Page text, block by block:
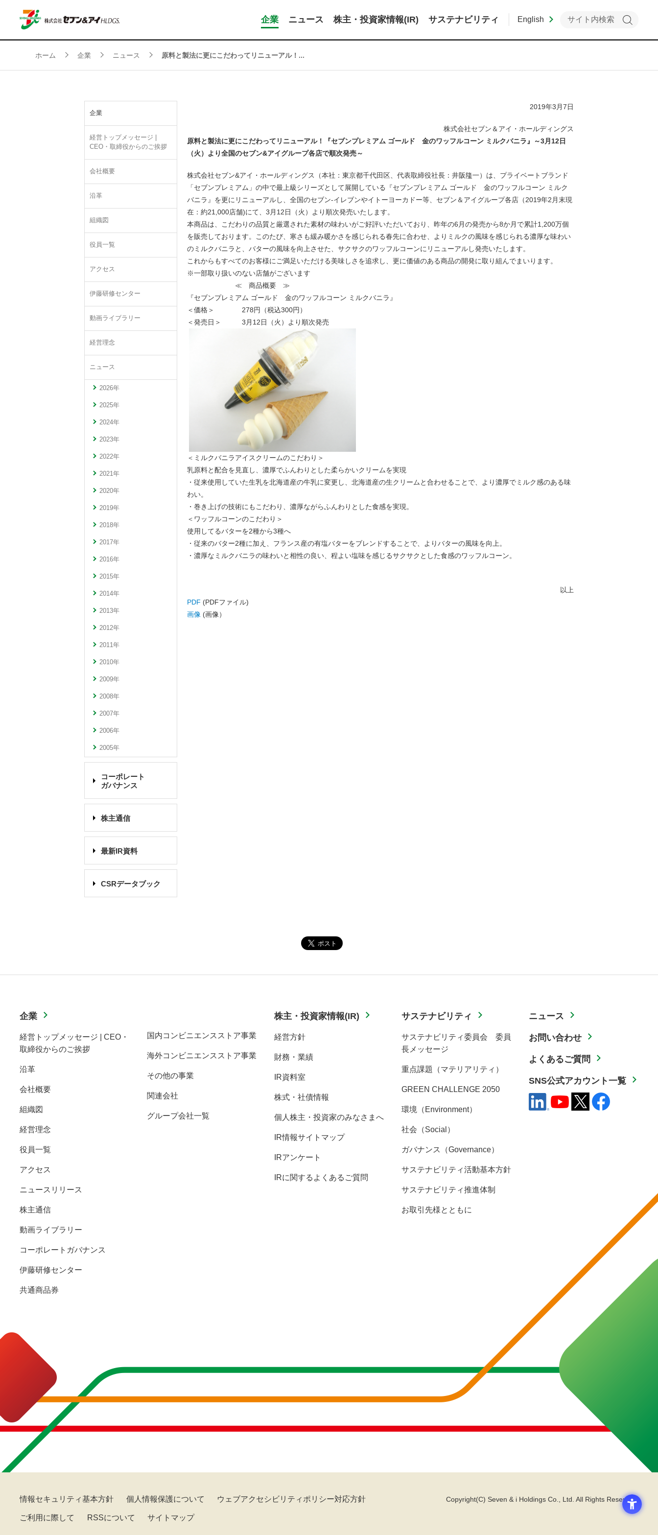
企業 ニュース 株主・投資家情報(IR) サステナビリティ English
ホーム 企業 ニュース 原料と製法に更にこだわってリニューアル！...
企業
経営トップメッセージ |
CEO・取締役からのご挨拶
会社概要
沿革
組織図
役員一覧
アクセス
伊藤研修センター
動画ライブラリー
経営理念
ニュース
2026年
2025年
2024年
2023年
2022年
2021年
2020年
2019年
2018年
2017年
2016年
2015年
2014年
2013年
2012年
2011年
2010年
2009年
2008年
2007年
2006年
2005年
コーポレート
ガバナンス
株主通信
最新IR資料
CSRデータブック
2019年3月7日
株式会社セブン＆アイ・ホールディングス
原料と製法に更にこだわってリニューアル！『セブンプレミアム ゴールド 金のワッフルコーン ミルクバニラ』～3月12日
（火）より全国のセブン&アイグループ各店で順次発売～
株式会社セブン&アイ・ホールディングス（本社：東京都千代田区、代表取締役社長：井阪隆一）は、プライベートブランド
「セブンプレミアム」の中で最上級シリーズとして展開している『セブンプレミアム ゴールド 金のワッフルコーン ミルク
バニラ』を更にリニューアルし、全国のセブン‐イレブンやイトーヨーカドー等、セブン＆アイグループ各店（2019年2月末現
在：約21,000店舗)にて、3月12日（火）より順次発売いたします。
本商品は、こだわりの品質と厳選された素材の味わいがご好評いただいており、昨年の6月の発売から8か月で累計1,200万個
を販売しております。このたび、寒さも緩み暖かさを感じられる春先に合わせ、よりミルクの風味を感じられる濃厚な味わい
のミルクバニラと、バターの風味を向上させた、サクサクのワッフルコーンにリニューアルし発売いたします。
これからもすべてのお客様にご満足いただける美味しさを追求し、更に価値のある商品の開発に取り組んでまいります。
※一部取り扱いのない店舗がございます
≪ 商品概要 ≫
『セブンプレミアム ゴールド 金のワッフルコーン ミルクバニラ』
＜価格＞ 278円（税込300円）
＜発売日＞ 3月12日（火）より順次発売
＜ミルクバニラアイスクリームのこだわり＞
乳原料と配合を見直し、濃厚でふんわりとした柔らかいクリームを実現
・従来使用していた生乳を北海道産の牛乳に変更し、北海道産の生クリームと合わせることで、より濃厚でミルク感のある味
わい。
・巻き上げの技術にもこだわり、濃厚ながらふんわりとした食感を実現。
＜ワッフルコーンのこだわり＞
使用してるバターを2種から3種へ
・従来のバター2種に加え、フランス産の有塩バターをブレンドすることで、よりバターの風味を向上。
・濃厚なミルクバニラの味わいと相性の良い、程よい塩味を感じるサクサクとした食感のワッフルコーン。
以上
PDF (PDFファイル)
画像 (画像）
企業
経営トップメッセージ | CEO・
取締役からのご挨拶
沿革
会社概要
組織図
経営理念
役員一覧
アクセス
ニュースリリース
株主通信
動画ライブラリー
コーポレートガバナンス
伊藤研修センター
共通商品券
国内コンビニエンスストア事業
海外コンビニエンスストア事業
その他の事業
関連会社
グループ会社一覧
株主・投資家情報(IR)
経営方針
財務・業績
IR資料室
株式・社債情報
個人株主・投資家のみなさまへ
IR情報サイトマップ
IRアンケート
IRに関するよくあるご質問
サステナビリティ
サステナビリティ委員会 委員
長メッセージ
重点課題（マテリアリティ）
GREEN CHALLENGE 2050
環境（Environment）
社会（Social）
ガバナンス（Governance）
サステナビリティ活動基本方針
サステナビリティ推進体制
お取引先様とともに
ニュース
お問い合わせ
よくあるご質問
SNS公式アカウント一覧
情報セキュリティ基本方針 個人情報保護について ウェブアクセシビリティポリシー対応方針
ご利用に際して RSSについて サイトマップ
Copyright(C) Seven & i Holdings Co., Ltd. All Rights Reserved.